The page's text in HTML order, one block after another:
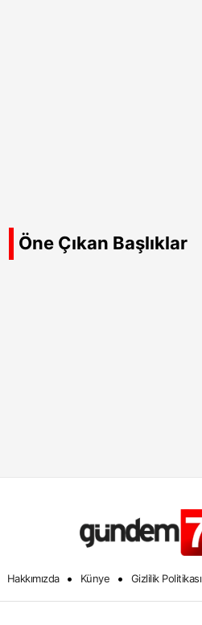
Öne Çıkan Başlıklar
Hakkımızda • Künye • Gizlilik Politikası